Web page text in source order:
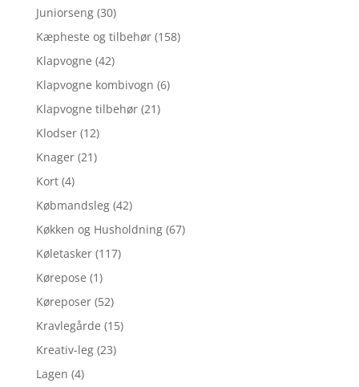
Juniorseng (30)
Kæpheste og tilbehør (158)
Klapvogne (42)
Klapvogne kombivogn (6)
Klapvogne tilbehør (21)
Klodser (12)
Knager (21)
Kort (4)
Købmandsleg (42)
Køkken og Husholdning (67)
Køletasker (117)
Kørepose (1)
Køreposer (52)
Kravlegårde (15)
Kreativ-leg (23)
Lagen (4)